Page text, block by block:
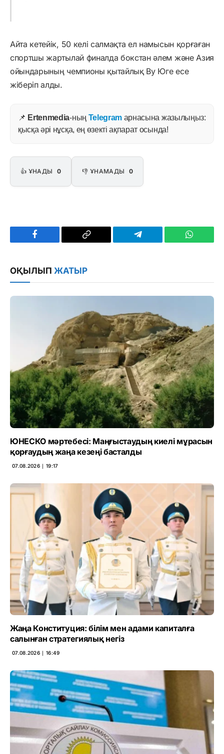
Айта кетейік, 50 келі салмақта ел намысын қорғаған
спортшы жартылай финалда бокстан әлем және Азия
ойындарының чемпионы қытайлық Ву Юге есе
жіберіп алды.
📌 Ertenmedia-ның Telegram арнасына жазылыңыз:
қысқа әрі нұсқа, ең өзекті ақпарат осында!
👍 ҰНАДЫ 0 👎 ҰНАМАДЫ 0
Facebook
Copy
Telegram
ОҚЫЛЫП ЖАТЫР
ЮНЕСКО мәртебесі: Маңғыстаудың киелі мұрасын
қорғаудың жаңа кезеңі басталды
07.08.2026 ∣ 19:17
Жаңа Конституция: білім мен адами капиталға
салынған стратегиялық негіз
07.08.2026 ∣ 16:49